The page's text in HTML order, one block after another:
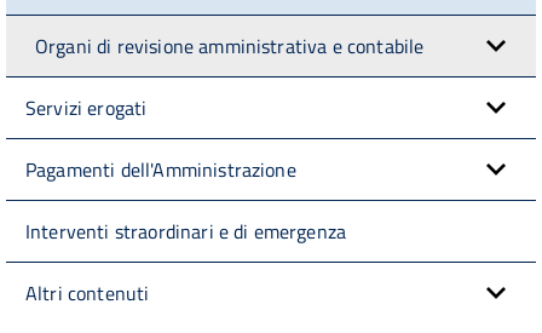
Organi di revisione amministrativa e contabile
Servizi erogati
Pagamenti dell'Amministrazione
Interventi straordinari e di emergenza
Altri contenuti